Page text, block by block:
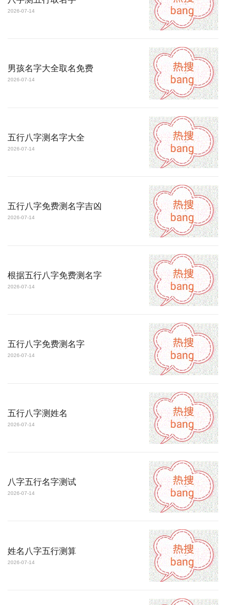
2026-07-14
男孩名字大全取名免费
2026-07-14
五行八字测名字大全
2026-07-14
五行八字免费测名字吉凶
2026-07-14
根据五行八字免费测名字
2026-07-14
五行八字免费测名字
2026-07-14
五行八字测姓名
2026-07-14
八字五行名字测试
2026-07-14
姓名八字五行测算
2026-07-14